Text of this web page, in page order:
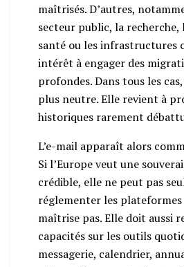
maîtrisés. D’autres,
secteur public, la recherche,
santé ou les infrastructures
intérêt à engager des
profondes. Dans tous les
plus neutre. Elle revient à
historiques rarement
L’e-mail apparaît alors
Si l’Europe veut une
crédible, elle ne peut pas
réglementer les plateformes
maîtrise pas. Elle doit aussi
capacités sur les outils
messagerie, calendrier,